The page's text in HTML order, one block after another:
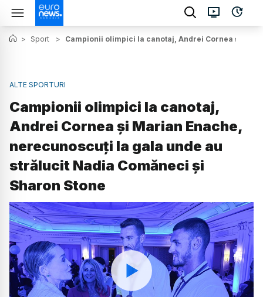
> Sport > Campionii olimpici la canotaj, Andrei Cornea și
ALTE SPORTURI
Campionii olimpici la canotaj,
Andrei Cornea și Marian Enache,
nerecunoscuți la gala unde au
strălucit Nadia Comăneci și
Sharon Stone
Watch